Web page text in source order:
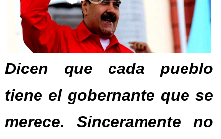
Dicen que cada pueblo
tiene el gobernante que se
merece. Sinceramente no